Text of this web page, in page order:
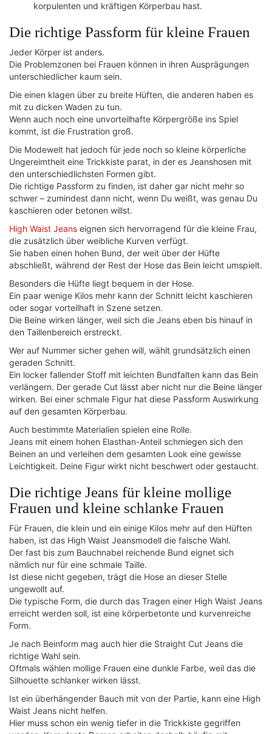
korpulenten und kräftigen Körperbau hast.
Die richtige Passform für kleine Frauen
Jeder Körper ist anders.
Die Problemzonen bei Frauen können in ihren Ausprägungen
unterschiedlicher kaum sein.
Die einen klagen über zu breite Hüften, die anderen haben es
mit zu dicken Waden zu tun.
Wenn auch noch eine unvorteilhafte Körpergröße ins Spiel
kommt, ist die Frustration groß.
Die Modewelt hat jedoch für jede noch so kleine körperliche
Ungereimtheit eine Trickkiste parat, in der es Jeanshosen mit
den unterschiedlichsten Formen gibt.
Die richtige Passform zu finden, ist daher gar nicht mehr so
schwer – zumindest dann nicht, wenn Du weißt, was genau Du
kaschieren oder betonen willst.
High Waist Jeans eignen sich hervorragend für die kleine Frau,
die zusätzlich über weibliche Kurven verfügt.
Sie haben einen hohen Bund, der weit über der Hüfte
abschließt, während der Rest der Hose das Bein leicht umspielt.
Besonders die Hüfte liegt bequem in der Hose.
Ein paar wenige Kilos mehr kann der Schnitt leicht kaschieren
oder sogar vorteilhaft in Szene setzen.
Die Beine wirken länger, weil sich die Jeans eben bis hinauf in
den Taillenbereich erstreckt.
Wer auf Nummer sicher gehen will, wählt grundsätzlich einen
geraden Schnitt.
Ein locker fallender Stoff mit leichten Bundfalten kann das Bein
verlängern. Der gerade Cut lässt aber nicht nur die Beine länger
wirken. Bei einer schmale Figur hat diese Passform Auswirkung
auf den gesamten Körperbau.
Auch bestimmte Materialien spielen eine Rolle.
Jeans mit einem hohen Elasthan-Anteil schmiegen sich den
Beinen an und verleihen dem gesamten Look eine gewisse
Leichtigkeit. Deine Figur wirkt nicht beschwert oder gestaucht.
Die richtige Jeans für kleine mollige
Frauen und kleine schlanke Frauen
Für Frauen, die klein und ein einige Kilos mehr auf den Hüften
haben, ist das High Waist Jeansmodell die falsche Wahl.
Der fast bis zum Bauchnabel reichende Bund eignet sich
nämlich nur für eine schmale Taille.
Ist diese nicht gegeben, trägt die Hose an dieser Stelle
ungewollt auf.
Die typische Form, die durch das Tragen einer High Waist Jeans
erreicht werden soll, ist eine körperbetonte und kurvenreiche
Form.
Je nach Beinform mag auch hier die Straight Cut Jeans die
richtige Wahl sein.
Oftmals wählen mollige Frauen eine dunkle Farbe, weil das die
Silhouette schlanker wirken lässt.
Ist ein überhängender Bauch mit von der Partie, kann eine High
Waist Jeans nicht helfen.
Hier muss schon ein wenig tiefer in die Trickkiste gegriffen